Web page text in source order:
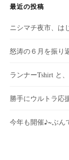
最近の投稿
ニシマチ夜市、は
怒涛の６月を振り
ランナーTshirt と
勝手にウルトラ応
今年も開催♪~ぶん